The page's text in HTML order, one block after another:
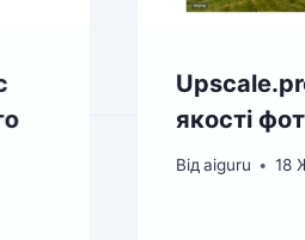
якості
Від aiguru 18